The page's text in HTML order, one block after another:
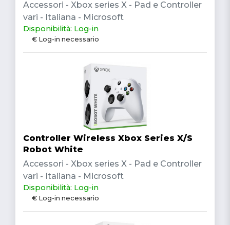
Accessori - Xbox series X - Pad e Controller
vari - Italiana - Microsoft
Disponibilità: Log-in
€ Log-in necessario
Controller Wireless Xbox Series X/S
Robot White
Accessori - Xbox series X - Pad e Controller
vari - Italiana - Microsoft
Disponibilità: Log-in
€ Log-in necessario